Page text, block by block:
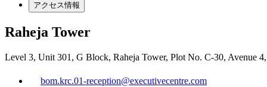
アクセス情報
Raheja Tower
Level 3, Unit 301, G Block, Raheja Tower, Plot No. C-30, Avenue
bom.krc.01-reception@executivecentre.com